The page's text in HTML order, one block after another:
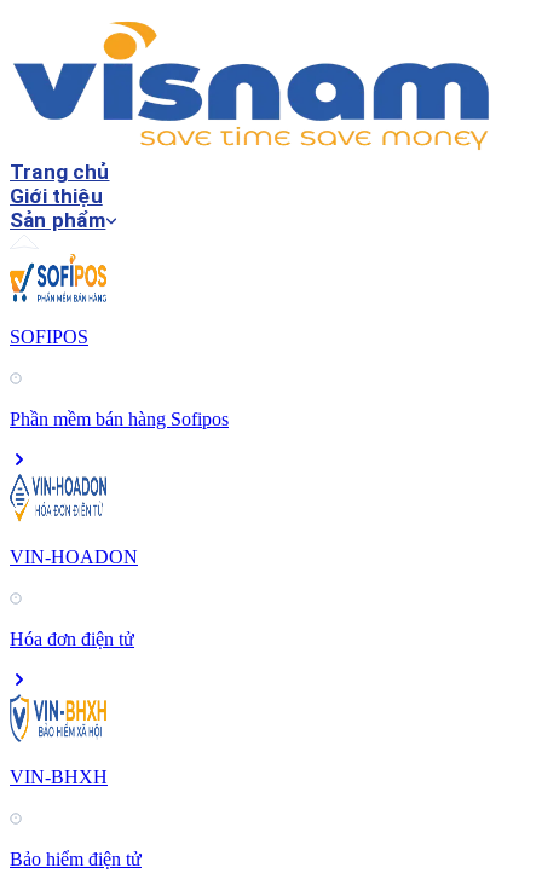
Trang chủ
Giới thiệu
Sản phẩm
SOFIPOS
Phần mềm bán hàng Sofipos
VIN-HOADON
Hóa đơn điện tử
VIN-BHXH
Bảo hiểm điện tử